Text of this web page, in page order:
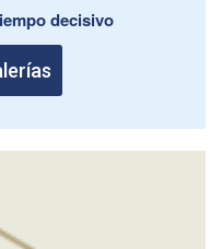
decisivo